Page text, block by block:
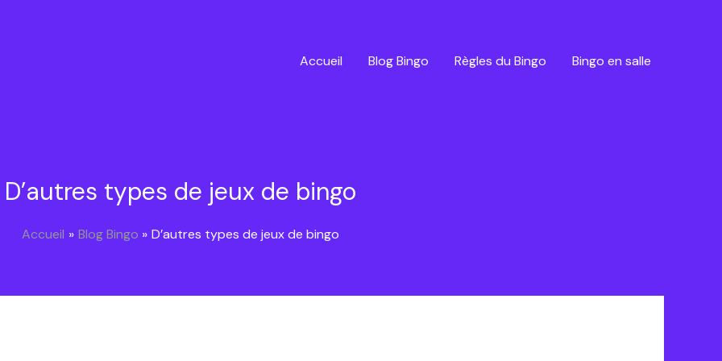
Accueil Blog Bingo Règles du Bingo Bingo en salle
D’autres types de jeux de bingo
Accueil Blog Bingo D’autres types de jeux de bingo